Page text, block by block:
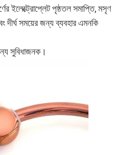
ইলেক্ট্রোপ্লেট পৃষ্ঠতল সমাপ্তি, মসৃণ
দীর্ঘ সময়ের জন্য ব্যবহার এমনকি
সুবিধাজনক।